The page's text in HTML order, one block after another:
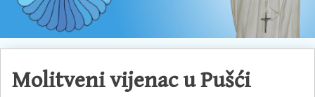
do
sadržaja
Molitveni vijenac u Pušći